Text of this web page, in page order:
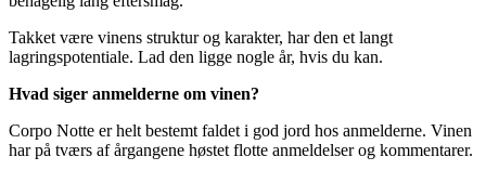
Takket være vinens struktur og karakter, har den et langt
lagringspotentiale. Lad den ligge nogle år, hvis du kan.
Hvad siger anmelderne om vinen?
Corpo Notte er helt bestemt faldet i god jord hos anmelderne. Vinen
har på tværs af årgangene høstet flotte anmeldelser og kommentarer.